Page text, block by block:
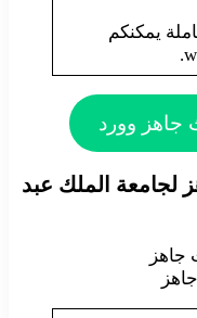
يمكنكم
وورد
لجامعة الملك عبد